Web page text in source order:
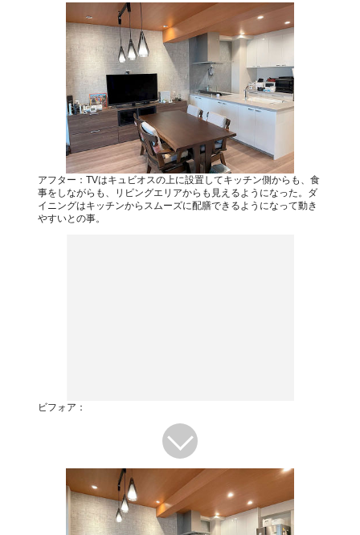
アフター：TVはキュビオスの上に設置してキッチン側からも、食
事をしながらも、リビングエリアからも見えるようになった。ダ
イニングはキッチンからスムーズに配膳できるようになって動き
やすいとの事。
ビフォア：